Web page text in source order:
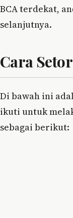
BCA terdekat,
selanjutnya.
Cara
Di bawah ini
ikuti untuk
sebagai berikut: